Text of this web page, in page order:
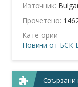
Източник:
Прочетено: 1462
Категории
Новини от БСК
Свързани